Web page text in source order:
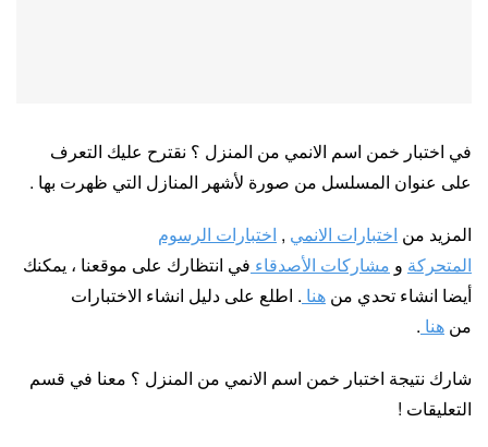
في اختبار خمن اسم الانمي من المنزل ؟ نقترح عليك التعرف
على عنوان المسلسل من صورة لأشهر المنازل التي ظهرت بها .
المزيد من اختبارات الانمي , اختبارات الرسوم
المتحركة و مشاركات الأصدقاء في انتظارك على موقعنا ، يمكنك
أيضا انشاء تحدي من هنا . اطلع على دليل انشاء الاختبارات
من هنا .
شارك نتيجة اختبار خمن اسم الانمي من المنزل ؟ معنا في قسم
التعليقات !